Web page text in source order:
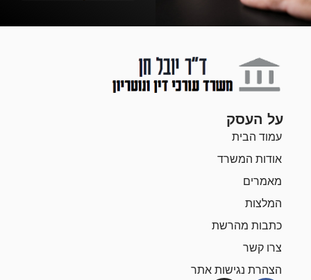
על העסק
עמוד הבית
אודות המשרד
מאמרים
המלצות
כתבות מהרשת
צרו קשר
הצהרת נגישות אתר